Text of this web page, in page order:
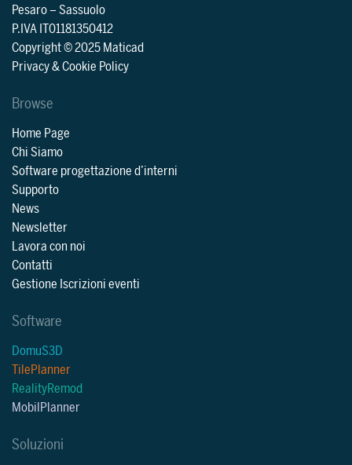
Pesaro–Sassuolo
P.IVA IT01181350412
Copyright © 2025 Maticad
Privacy & Cookie Policy
Browse
Home Page
Chi Siamo
Software progettazione d’interni
Supporto
News
Newsletter
Lavora con noi
Contatti
Gestione Iscrizioni eventi
Software
DomuS3D
TilePlanner
RealityRemod
MobilPlanner
Soluzioni